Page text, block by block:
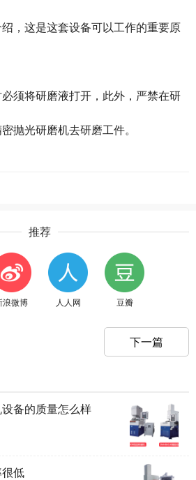
，这是这套设备可以工作的重要原
须将研磨液打开，此外，严禁在研
抛光研磨机去研磨工件。
推荐
浪微博 人人网 豆瓣
下一篇
备的质量怎么样
低